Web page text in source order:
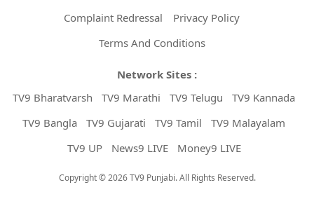
Complaint Redressal
Privacy Policy
Terms And Conditions
Network Sites :
TV9 Bharatvarsh
TV9 Marathi TV9 Telugu
TV9 Kannada
TV9 Bangla
TV9 Gujarati TV9 Tamil
TV9 Malayalam
TV9 UP
News9 LIVE Money9 LIVE
Copyright © 2026 TV9 Punjabi. All Rights Reserved.